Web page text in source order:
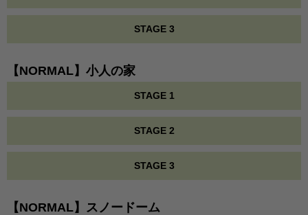
STAGE 3
【NORMAL】小人の家
STAGE 1
STAGE 2
STAGE 3
【NORMAL】スノードーム